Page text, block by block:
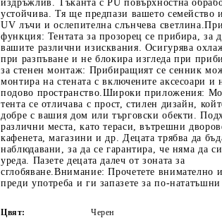
издръжлив. Тъканта с PU повърхностна
устойчива. Тя ще предпази вашето семейство
UV лъчи и ослепителна слънчева
функция: Тентата за прозорец се прибира, за
вашите различни изисквания. Осигурява
при разпъване и не блокира изгледа при
за стенен монтаж: Прибиращият се сенник
монтира на стената с включените аксесоари и
подово пространство.Широки приложения:
тента се отличава с прост, стилен дизайн,
добре с вашия дом или търговски обекти.
различни места, като тераси, вътрешни
кафенета, магазини и др. Децата трябва да
наблюдавани, за да се гарантира, че няма да
уреда. Пазете децата далеч от зоната за
сглобяване.Внимание: Прочетете внимателно
преди употреба и ги запазете за по-нататъшни
Цвят:
Черен